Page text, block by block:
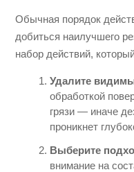
Обычная порядок
добиться наилучшего
набор действий,
Удалите
обработкой
грязи — иначе
проникнет
Выберите
внимание на